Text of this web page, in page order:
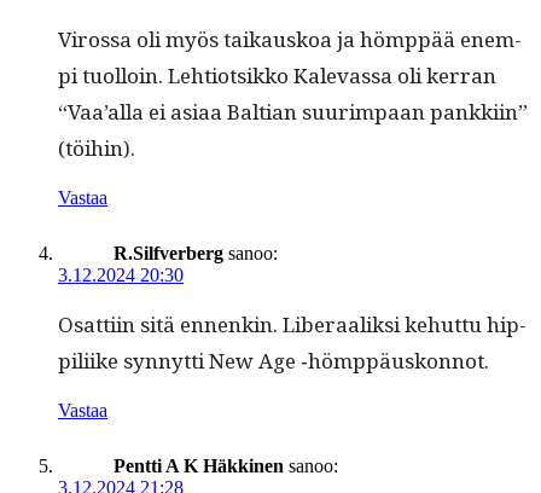
Virossa oli myös taikauskoa ja hömp­pää enem­
pi tuol­loin. Lehtiot­sikko Kalevas­sa oli ker­ran
“Vaa’al­la ei asi­aa Balt­ian suurim­paan pankki­in”
(töi­hin).
Vastaa
R.Silfverberg sanoo:
3.12.2024 20:30
Osat­ti­in sitä ennenkin. Lib­er­aa­lik­si kehut­tu hip­
pili­ike syn­nyt­ti New Age ‑hömp­päuskon­not.
Vastaa
Pentti A K Häkkinen sanoo:
3.12.2024 21:28